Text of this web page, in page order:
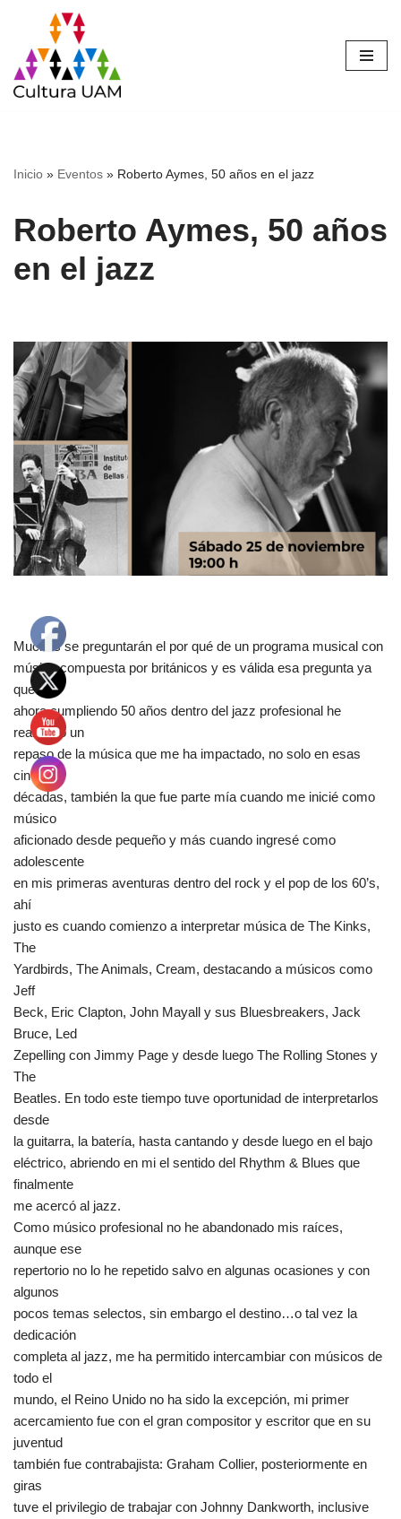
Saltar
al
contenido
Inicio » Eventos » Roberto Aymes, 50 años en el jazz
Roberto Aymes, 50 años
en el jazz
Muchos se preguntarán el por qué de un programa musical con
música compuesta por británicos y es válida esa pregunta ya
que
ahora cumpliendo 50 años dentro del jazz profesional he
realizado un
repaso de la música que me ha impactado, no solo en esas
cinco
décadas, también la que fue parte mía cuando me inicié como
músico
aficionado desde pequeño y más cuando ingresé como
adolescente
en mis primeras aventuras dentro del rock y el pop de los 60’s,
ahí
justo es cuando comienzo a interpretar música de The Kinks,
The
Yardbirds, The Animals, Cream, destacando a músicos como
Jeff
Beck, Eric Clapton, John Mayall y sus Bluesbreakers, Jack
Bruce, Led
Zepelling con Jimmy Page y desde luego The Rolling Stones y
The
Beatles. En todo este tiempo tuve oportunidad de interpretarlos
desde
la guitarra, la batería, hasta cantando y desde luego en el bajo
eléctrico, abriendo en mi el sentido del Rhythm & Blues que
finalmente
me acercó al jazz.
Como músico profesional no he abandonado mis raíces,
aunque ese
repertorio no lo he repetido salvo en algunas ocasiones y con
algunos
pocos temas selectos, sin embargo el destino…o tal vez la
dedicación
completa al jazz, me ha permitido intercambiar con músicos de
todo el
mundo, el Reino Unido no ha sido la excepción, mi primer
acercamiento fue con el gran compositor y escritor que en su
juventud
también fue contrabajista: Graham Collier, posteriormente en
giras
tuve el privilegio de trabajar con Johnny Dankworth, inclusive